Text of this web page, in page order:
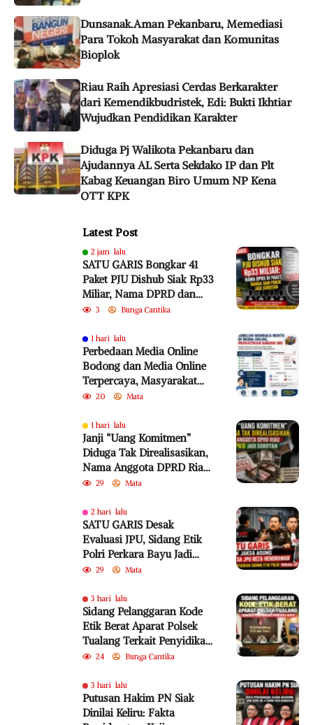
Dunsanak.Aman Pekanbaru, Memediasi
Para Tokoh Masyarakat dan Komunitas
Bioplok
Riau Raih Apresiasi Cerdas Berkarakter
dari Kemendikbudristek, Edi: Bukti Ikhtiar
Wujudkan Pendidikan Karakter
Diduga Pj Walikota Pekanbaru dan
Ajudannya AL Serta Sekdako IP dan Plt
Kabag Keuangan Biro Umum NP Kena
OTT KPK
Latest Post
2 jam lalu
SATU GARIS Bongkar 41
Paket PJU Dishub Siak Rp33
Miliar, Nama DPRD dan
Harga Satuan
3 Bunga Cantika
1 hari lalu
Perbedaan Media Online
Bodong dan Media Online
Terpercaya, Masyarakat
Diminta Lebih Cermat
20 Mata
1 hari lalu
Janji “Uang Komitmen”
Diduga Tak Direalisasikan,
Nama Anggota DPRD Riau
dari PKB Jadi Sorotan
29 Mata
2 hari lalu
SATU GARIS Desak
Evaluasi JPU, Sidang Etik
Polri Perkara Bayu Jadi
Sorotan
29 Mata
3 hari lalu
Sidang Pelanggaran Kode
Etik Berat Aparat Polsek
Tualang Terkait Penyidikan
Perkara Bayu
24 Bunga Cantika
3 hari lalu
Putusan Hakim PN Siak
Dinilai Keliru: Fakta